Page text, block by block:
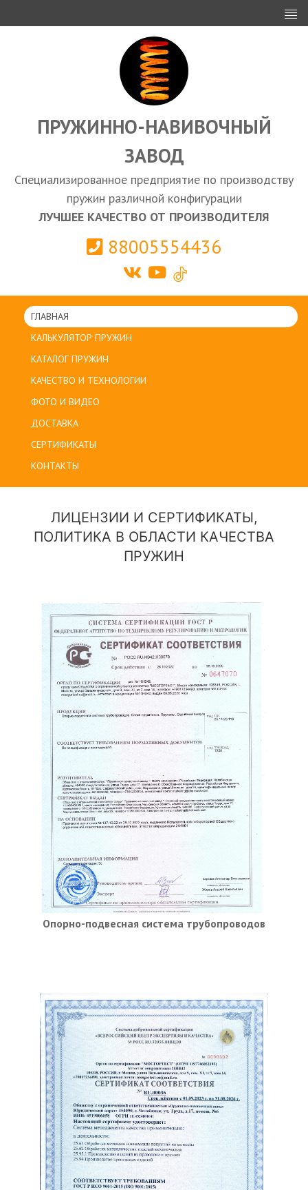
ИНВЕСТОРАМ
ПРОЕКТИРОВАНИЕ
ЭКСПОРТ
ЗАКУПКИ
КАЛЬКУЛЯТОР ПРУЖИН
Выберите город
ПРУЖИННО-НАВИВОЧНЫЙ
ЗАВОД
Специализированное предприятие по производству
пружин различной конфигурации
ЛУЧШЕЕ КАЧЕСТВО ОТ ПРОИЗВОДИТЕЛЯ
88005554436
ГЛАВНАЯ
КАЛЬКУЛЯТОР ПРУЖИН
КАТАЛОГ ПРУЖИН
КАЧЕСТВО И ТЕХНОЛОГИИ
ФОТО И ВИДЕО
ДОСТАВКА
СЕРТИФИКАТЫ
КОНТАКТЫ
ЛИЦЕНЗИИ И СЕРТИФИКАТЫ,
ПОЛИТИКА В ОБЛАСТИ КАЧЕСТВА
ПРУЖИН
Опорно-подвесная система трубопроводов